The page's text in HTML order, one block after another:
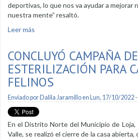
deportivas, lo que nos va ayudar a mejorar
nuestra mente” resaltó.
Leer más
CONCLUYÓ CAMPAÑA DE
ESTERILIZACIÓN PARA
FELINOS
Enviado por Dalila Jaramilloen Lun, 17/10/2022
En el Distrito Norte del Municipio de
Valle, se realizó el cierre de la casa abierta,